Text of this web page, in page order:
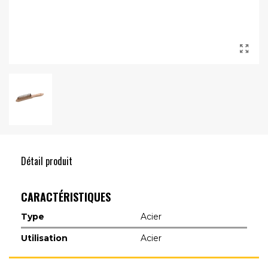
Détail produit
CARACTÉRISTIQUES
Type
Acier
Utilisation
Acier